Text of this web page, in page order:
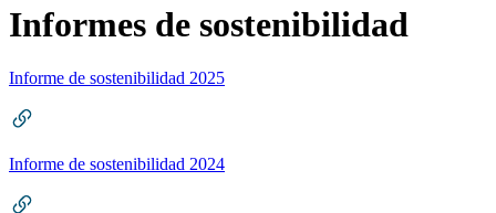
Informes de sostenibilidad
Informe de sostenibilidad 2025
Informe de sostenibilidad 2024